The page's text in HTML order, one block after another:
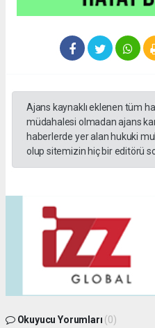
Ajans kaynaklı eklenen tüm
müdahalesi olmadan ajans
haberlerde yer alan hukuki
olup sitemizin hiç bir editörü
Okuyucu Yorumları (0)